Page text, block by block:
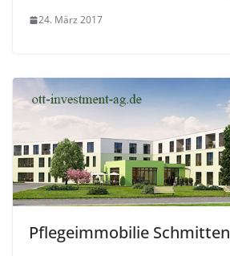
24. März 2017
Pflegeimmobilie